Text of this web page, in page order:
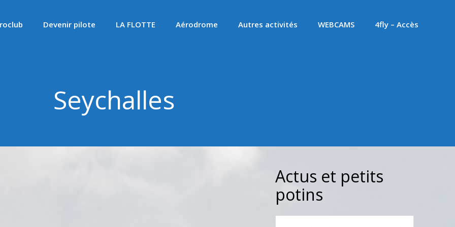
Devenir pilote LA FLOTTE Aérodrome Autres activités WEBCAMS 4fly – Accès
Seychalles
Actus et petits
potins